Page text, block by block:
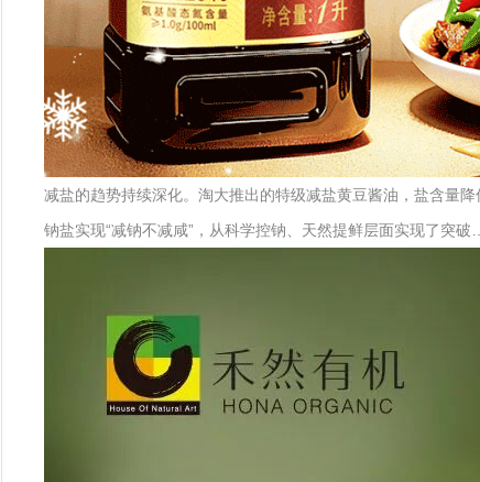
减盐的趋势持续深化。淘大推出的特级减盐黄豆酱油，盐含量
钠盐实现“减钠不减咸”，从科学控钠、天然提鲜层面实现了突破